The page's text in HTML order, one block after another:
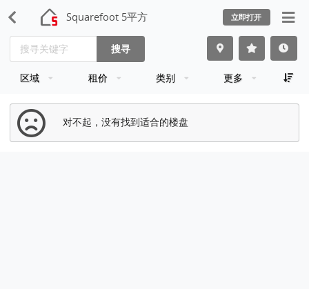
Squarefoot 5平方 立即打开
搜寻
区域 租价 类别 更多
对不起，没有找到适合的楼盘